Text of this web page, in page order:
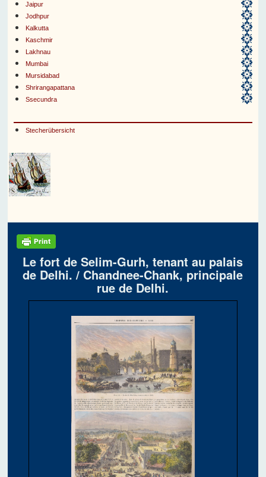
Jaipur
Jodhpur
Kalkutta
Kaschmir
Lakhnau
Mumbai
Mursidabad
Shrirangapattana
Ssecundra
Stecherübersicht
Le fort de Selim-Gurh, tenant au palais
de Delhi. / Chandnee-Chank, principale
rue de Delhi.